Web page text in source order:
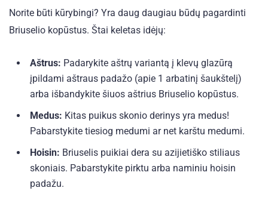
Norite būti kūrybingi? Yra daug daugiau būdų pagardinti
Briuselio kopūstus. Štai keletas idėjų:
Aštrus: Padarykite aštrų variantą į klevų glazūrą
įpildami aštraus padažo (apie 1 arbatinį šaukštelį)
arba išbandykite šiuos aštrius Briuselio kopūstus.
Medus: Kitas puikus skonio derinys yra medus!
Pabarstykite tiesiog medumi ar net karštu medumi.
Hoisin: Briuselis puikiai dera su azijietiško stiliaus
skoniais. Pabarstykite pirktu arba naminiu hoisin
padažu.